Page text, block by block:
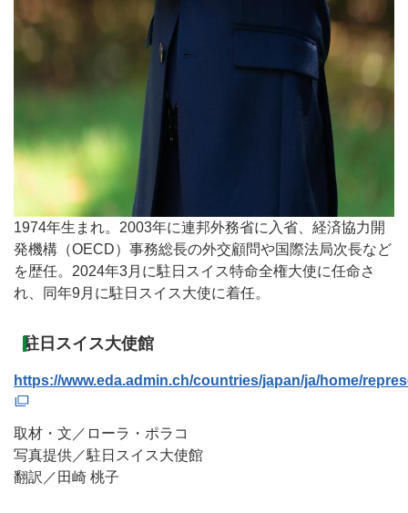
1974年生まれ。2003年に連邦外務省に入省、経済協力開
発機構（OECD）事務総長の外交顧問や国際法局次長など
を歴任。2024年3月に駐日スイス特命全権大使に任命さ
れ、同年9月に駐日スイス大使に着任。
駐日スイス大使館
https://www.eda.admin.ch/countries/japan/ja/home/
取材・文／ローラ・ポラコ
写真提供／駐日スイス大使館
翻訳／田崎 桃子